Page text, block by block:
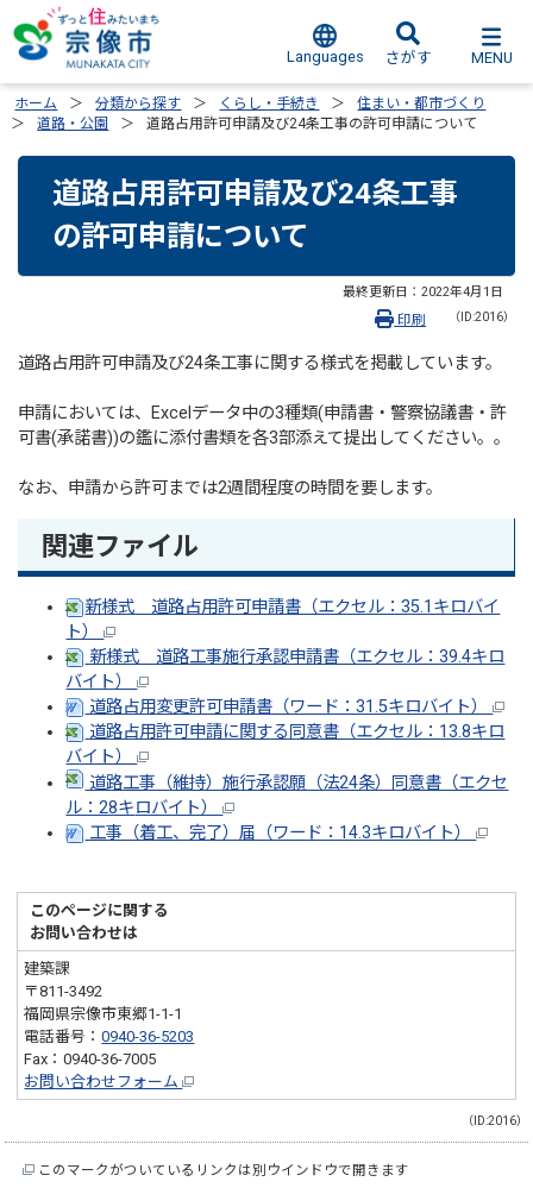
Languages さがす MENU
ホーム 分類から探す くらし・手続き
住まい・都市づくり
道路・公園
道路占用許可申請及び24条工事の許可申請について
道路占用許可申請及び24条工事
の許可申請について
最終更新日： 2022年4月1日
（ID:2016）
印刷
道路占用許可申請及び24条工事に関する様式を掲載しています。
申請においては、Excelデータ中の3種類(申請書・警察協議書・許
可書(承諾書))の鑑に添付書類を各3部添えて提出してください。。
なお、申請から許可までは2週間程度の時間を要します。
関連ファイル
新様式 道路占用許可申請書（エクセル：35.1キロバイ
ト）
新様式 道路工事施行承認申請書（エクセル：39.4キロ
バイト）
道路占用変更許可申請書（ワード：31.5キロバイト）
道路占用許可申請に関する同意書（エクセル：13.8キロ
バイト）
道路工事（維持）施行承認願（法24条）同意書（エクセ
ル：28キロバイト）
工事（着工、完了）届（ワード：14.3キロバイト）
このページに関する
お問い合わせは
建築課
〒811-3492
福岡県宗像市東郷1-1-1
電話番号：0940-36-5203
Fax：0940-36-7005
お問い合わせフォーム
（ID:2016）
このマークがついているリンクは別ウインドウで開きます